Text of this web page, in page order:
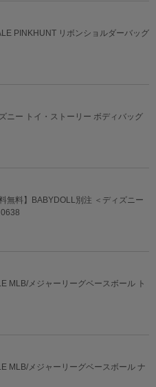
PINKHUNT リボンショルダーバッグ
ニー トイ・ストーリー ボディバッグ
無料】BABYDOLL別注 ＜ディズニー
MLB/メジャーリーグベースボール ト
MLB/メジャーリーグベースボール ナ